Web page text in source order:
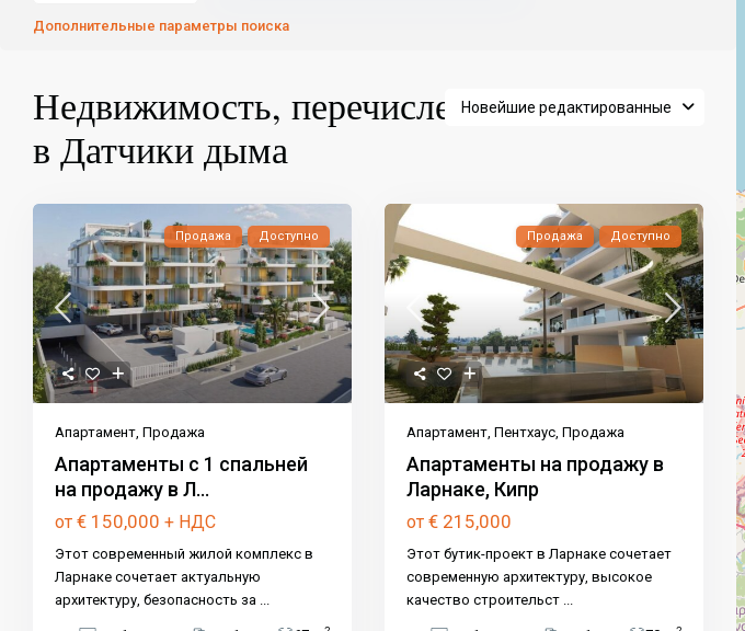
Дополнительные параметры поиска
Новейшие редактированные
Недвижимость, перечисленная
в Датчики дыма
Продажа Доступно
Апартамент Продажа
Апартаменты с 1 спальней
на продажу в Л...
от € 150,000 + НДС
Этот современный жилой комплекс в
Ларнаке сочетает актуальную
архитектуру, безопасность за
Продажа Доступно
Апартамент Пентхаус Продажа
Апартаменты на продажу в
Ларнаке, Кипр
от € 215,000
Этот бутик-проект в Ларнаке сочетает
современную архитектуру, высокое
качество строительст